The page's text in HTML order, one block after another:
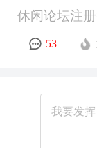
休闲论坛注
53